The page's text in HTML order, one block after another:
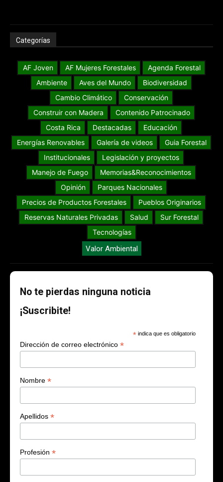
Categorías
AF Joven AF Mujeres Forestales
Agenda Forestal
Ambiente
Aves del Mundo
Biodiversidad
Cambio Climático
Conservación
Construir con Madera
Contenido Patrocinado
Costa Rica
Destacadas
Educación
Energías Renovables
Galería de videos
Guia Forestal
Institucionales
Legislación y proyectos
Manejo de Fuego
Memorias&Reconocimientos
Opinión
Parques Nacionales
Precios de Productos Forestales
Pueblos Originarios
Reservas Naturales Privadas
Salud
Sur Forestal
Tecnologías
Valor Ambiental
No te pierdas ninguna noticia
¡Suscribite!
* indica que es obligatorio
Dirección de correo electrónico *
Nombre *
Apellidos *
Profesión *